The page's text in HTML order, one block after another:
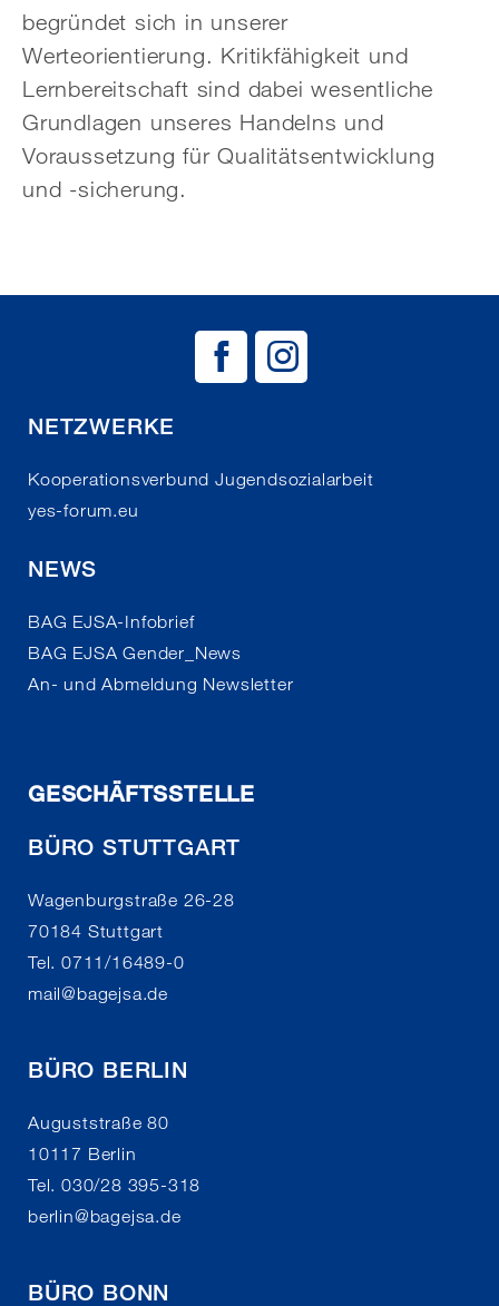
begründet sich in unserer
Werteorientierung. Kritikfähigkeit und
Lernbereitschaft sind dabei wesentliche
Grundlagen unseres Handelns und
Voraussetzung für Qualitätsentwicklung
und -sicherung.
NETZWERKE
Kooperationsverbund Jugendsozialarbeit
yes-forum.eu
NEWS
BAG EJSA-Infobrief
BAG EJSA Gender_News
An- und Abmeldung Newsletter
BAG EJSA
GESCHÄFTSSTELLE
BÜRO STUTTGART
Wagenburgstraße 26-28
70184 Stuttgart
Tel. 0711/16489-0
mail@bagejsa.de
BÜRO BERLIN
Auguststraße 80
10117 Berlin
Tel. 030/28 395-318
berlin@bagejsa.de
BÜRO BONN